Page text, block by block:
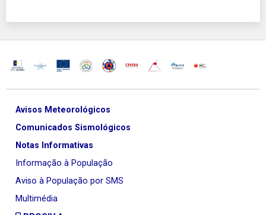
Avisos Meteorológicos
Comunicados Sismológicos
Notas Informativas
Informação à População
Aviso à População por SMS
Multimédia